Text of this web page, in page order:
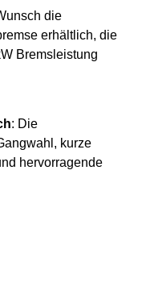
die
erhältlich, die
Bremsleistung
: Die
kurze
hervorragende